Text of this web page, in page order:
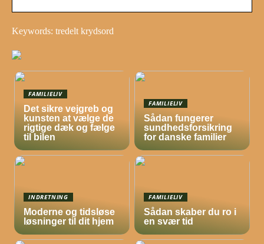
Keywords: tredelt krydsord
FAMILIELIV
Det sikre vejgreb og
kunsten at vælge de
rigtige dæk og fælge
til bilen
FAMILIELIV
Sådan fungerer
sundhedsforsikring
for danske familier
INDRETNING
Moderne og tidsløse
løsninger til dit hjem
FAMILIELIV
Sådan skaber du ro i
en svær tid